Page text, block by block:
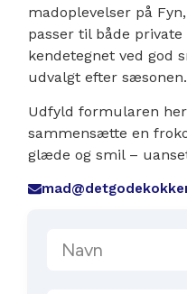
madoplevelser på
passer til både
kendetegnet ved god
udvalgt efter sæsonen.
Udfyld formularen
sammensætte en
glæde og smil –